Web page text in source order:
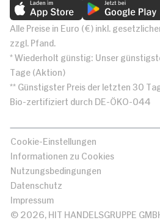
Alle Preise in Euro (€) inkl.
zzgl. Pfand.
* Wiederholt günstig: Unser
Tage (Aktion)
** Günstigster Preis der letzten 30
Bio-zertifiziert durch DE-ÖKO-044
Cookie-Einstellungen
Informationen zu Cookies
Nutzungsbedingungen
Datenschutz
Impressum
© 2026, HIT HANDELSGRUPPE